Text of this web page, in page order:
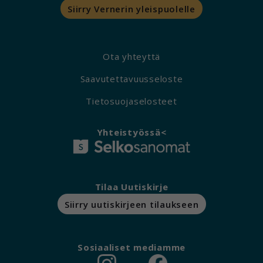
Siirry Vernerin yleispuolelle
Ota yhteyttä
Saavutettavuusseloste
Tietosuojaselosteet
Yhteistyössä<
Tilaa Uutiskirje
Siirry uutiskirjeen tilaukseen
Sosiaaliset mediamme